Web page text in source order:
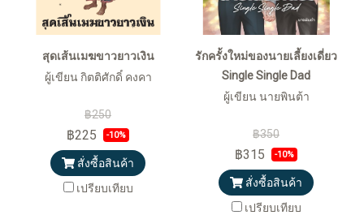
สุดเส้นเมฆขาวยาวเงิน
ผู้เขียน กิตติศักดิ์ คงคา
฿250
฿225 -10%
สั่งซื้อสินค้า
เปรียบเทียบ
รักครั้งใหม่ของนายเลี้ยงเดี่ยว
Single Single Dad
ผู้เขียน นายพินต้า
฿350
฿315 -10%
สั่งซื้อสินค้า
เปรียบเทียบ